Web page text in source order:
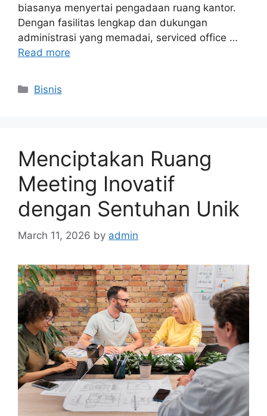
biasanya menyertai pengadaan ruang kantor.
Dengan fasilitas lengkap dan dukungan
administrasi yang memadai, serviced office …
Read more
Categories
Bisnis
Menciptakan Ruang
Meeting Inovatif
dengan Sentuhan Unik
March 11, 2026 by admin